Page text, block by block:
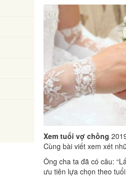
Xem tuổi vợ chồng
Cùng bài viết xem xét
Ông cha ta đã có câu:
ưu tiên lựa chọn theo